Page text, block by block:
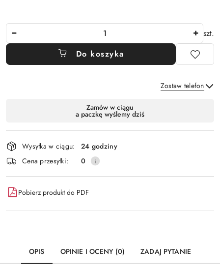
szt.
Do koszyka
Zostaw telefon
Wyślij
dostawa
Zamów w ciągu
a paczkę wyślemy dziś
Wysyłka w ciągu:
24 godziny
Cena przesyłki:
0
Pobierz produkt do PDF
OPIS OPINIE I OCENY (0) ZADAJ PYTANIE